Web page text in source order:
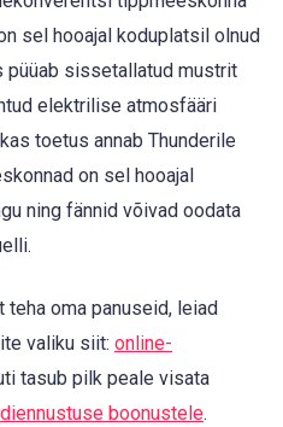
sel hooajal koduplatsil olnud
püüab sissetallatud mustrit
elektrilise atmosfääri
toetus annab Thunderile
on sel hooajal
ning fännid võivad oodata
teha oma panuseid, leiad
valiku siit: online-
tasub pilk peale visata
boonustele.